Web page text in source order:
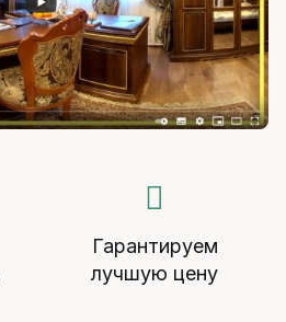
Гарантируем
лучшую цену